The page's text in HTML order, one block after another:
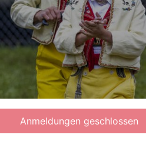
Anmeldungen geschlossen